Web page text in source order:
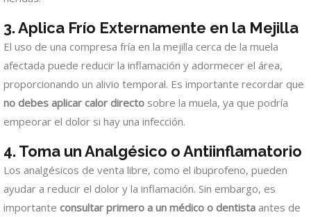
3. Aplica Frío Externamente en la Mejilla
El uso de una compresa fría en la mejilla cerca de la muela
afectada puede reducir la inflamación y adormecer el área,
proporcionando un alivio temporal. Es importante recordar que
no debes aplicar calor directo sobre la muela, ya que podría
empeorar el dolor si hay una infección.
4. Toma un Analgésico o Antiinflamatorio
Los analgésicos de venta libre, como el ibuprofeno, pueden
ayudar a reducir el dolor y la inflamación. Sin embargo, es
importante consultar primero a un médico o dentista antes de